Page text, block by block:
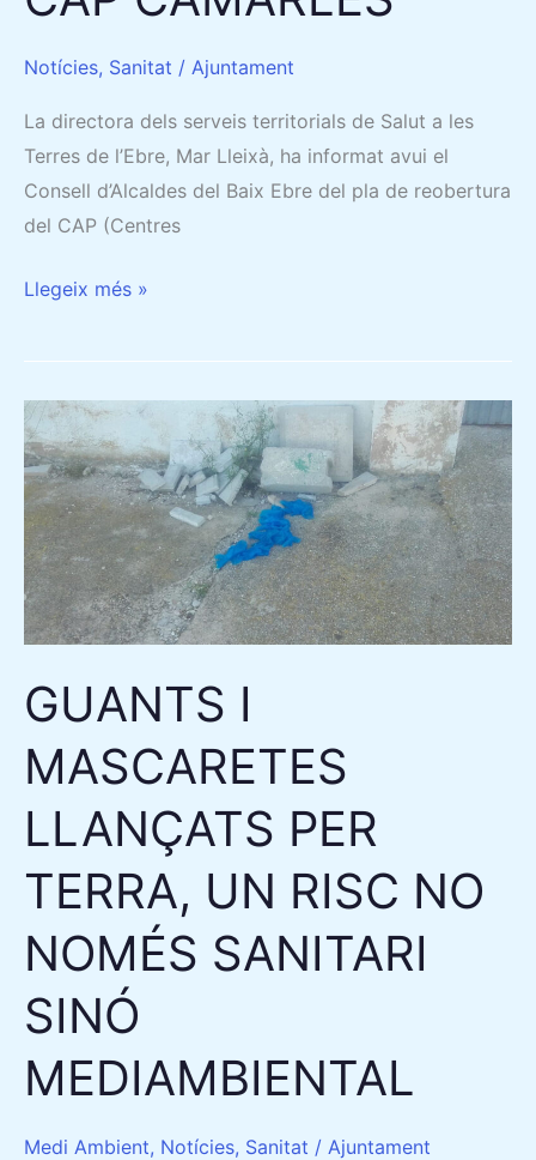
Notícies, Sanitat / Ajuntament
La directora dels serveis territorials de Salut a les
Terres de l’Ebre, Mar Lleixà, ha informat avui el
Consell d’Alcaldes del Baix Ebre del pla de reobertura
del CAP (Centres
Llegeix més »
GUANTS I
MASCARETES
LLANÇATS PER
TERRA, UN RISC NO
NOMÉS SANITARI
SINÓ
MEDIAMBIENTAL
Medi Ambient, Notícies, Sanitat / Ajuntament
GUANTS
I
MASCARETES
LLANÇATS
PER
TERRA,
UN
NO
NOMÉS
SANITARI
MEDIAMBIENTAL